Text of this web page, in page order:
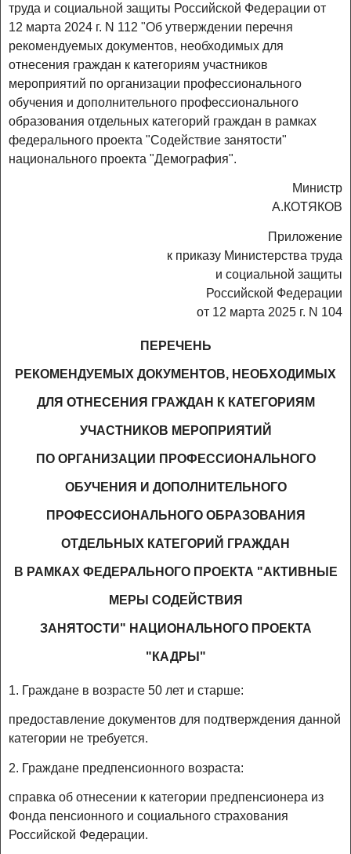
труда и социальной защиты Российской Федерации от
12 марта 2024 г. N 112 "Об утверждении перечня
рекомендуемых документов, необходимых для
отнесения граждан к категориям участников
мероприятий по организации профессионального
обучения и дополнительного профессионального
образования отдельных категорий граждан в рамках
федерального проекта "Содействие занятости"
национального проекта "Демография".
Министр
А.КОТЯКОВ
Приложение
к приказу Министерства труда
и социальной защиты
Российской Федерации
от 12 марта 2025 г. N 104
ПЕРЕЧЕНЬ
РЕКОМЕНДУЕМЫХ ДОКУМЕНТОВ, НЕОБХОДИМЫХ
ДЛЯ ОТНЕСЕНИЯ ГРАЖДАН К КАТЕГОРИЯМ
УЧАСТНИКОВ МЕРОПРИЯТИЙ
ПО ОРГАНИЗАЦИИ ПРОФЕССИОНАЛЬНОГО
ОБУЧЕНИЯ И ДОПОЛНИТЕЛЬНОГО
ПРОФЕССИОНАЛЬНОГО ОБРАЗОВАНИЯ
ОТДЕЛЬНЫХ КАТЕГОРИЙ ГРАЖДАН
В РАМКАХ ФЕДЕРАЛЬНОГО ПРОЕКТА "АКТИВНЫЕ
МЕРЫ СОДЕЙСТВИЯ
ЗАНЯТОСТИ" НАЦИОНАЛЬНОГО ПРОЕКТА
"КАДРЫ"
1. Граждане в возрасте 50 лет и старше:
предоставление документов для подтверждения данной
категории не требуется.
2. Граждане предпенсионного возраста:
справка об отнесении к категории предпенсионера из
Фонда пенсионного и социального страхования
Российской Федерации.